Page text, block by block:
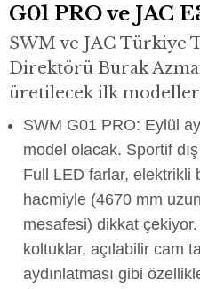
G01 PRO ve JAC
SWM ve JAC Türkiye
Direktörü Burak
üretilecek ilk
SWM G01 PRO: Eylül
model olacak. Sportif
Full LED farlar, elektrikli
hacmiyle (4670 mm
mesafesi) dikkat
koltuklar, açılabilir cam
aydınlatması gibi